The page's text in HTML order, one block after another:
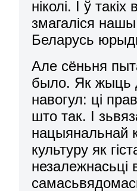
ніколі. І ў
змагаліся
Белаpусь
Але сёньня
было. Як жыць
навогул: ці
што так. І
нацыянальнай
культуpу як
незалежнасьці